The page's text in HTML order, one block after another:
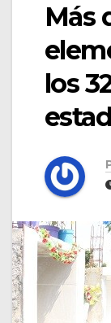
Más
los